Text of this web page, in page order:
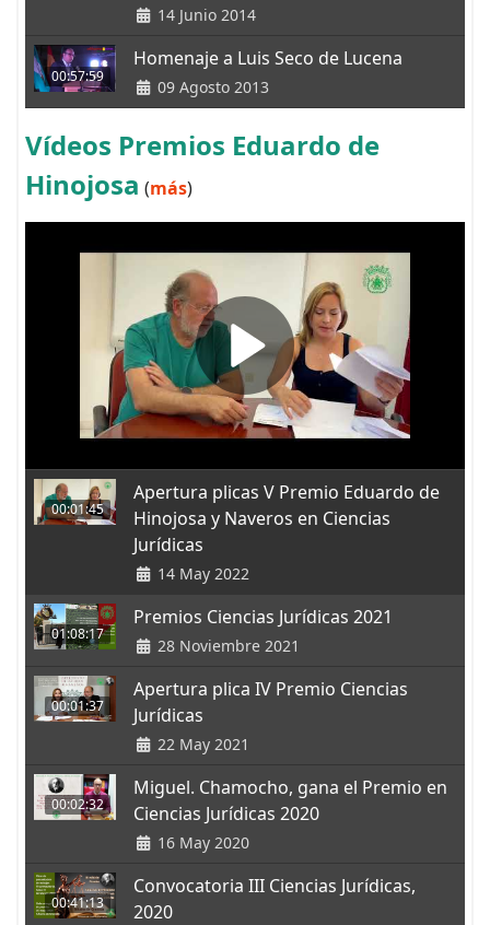
14 Junio 2014
00:57:59
Homenaje a Luis Seco de Lucena
09 Agosto 2013
Vídeos Premios Eduardo de
Hinojosa (más)
00:01:45
Apertura plicas V Premio Eduardo de
Hinojosa y Naveros en Ciencias
Jurídicas
14 May 2022
01:08:17
Premios Ciencias Jurídicas 2021
28 Noviembre 2021
00:01:37
Apertura plica IV Premio Ciencias
Jurídicas
22 May 2021
00:02:32
Miguel. Chamocho, gana el Premio en
Ciencias Jurídicas 2020
16 May 2020
00:41:13
Convocatoria III Ciencias Jurídicas,
2020